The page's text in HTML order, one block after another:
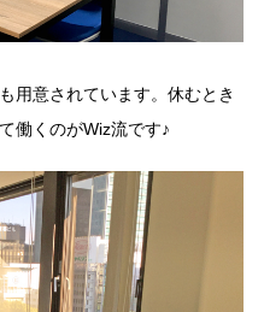
用意されています。休むとき
働くのがWiz流です♪